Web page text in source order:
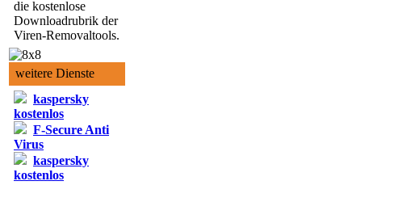
die kostenlose
Downloadrubrik der
Viren-Removaltools.
weitere Dienste
kaspersky
kostenlos
F-Secure Anti
Virus
kaspersky
kostenlos